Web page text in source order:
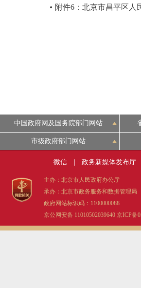
附件6：北京市昌平区人
中国政府网及国务院部门网站
市级政府部门网站
微信 政务新媒体发布厅
主办：北京市人民政府办公厅
承办：北京市政务服务和数据管理局
政府网站标识码：1100000088
京公网安备 11010502039640 京ICP备